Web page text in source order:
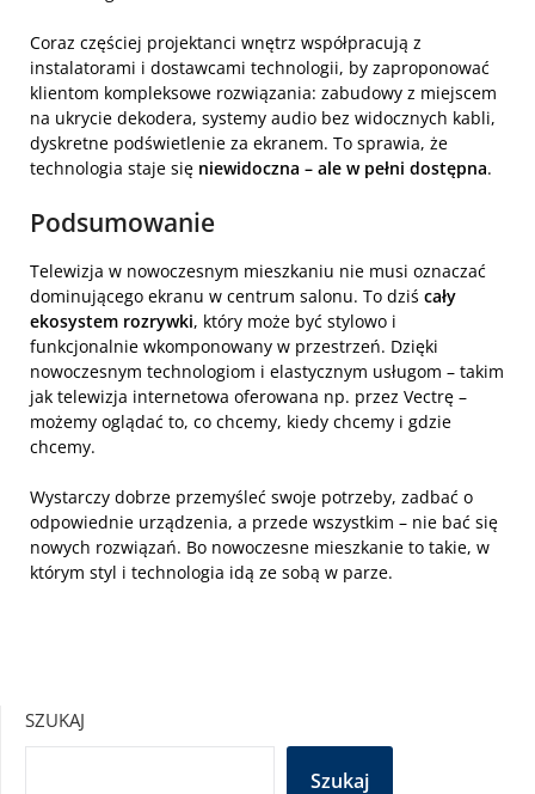
Coraz częściej projektanci wnętrz współpracują z
instalatorami i dostawcami technologii, by zaproponować
klientom kompleksowe rozwiązania: zabudowy z miejscem
na ukrycie dekodera, systemy audio bez widocznych kabli,
dyskretne podświetlenie za ekranem. To sprawia, że
technologia staje się niewidoczna – ale w pełni dostępna.
Podsumowanie
Telewizja w nowoczesnym mieszkaniu nie musi oznaczać
dominującego ekranu w centrum salonu. To dziś cały
ekosystem rozrywki, który może być stylowo i
funkcjonalnie wkomponowany w przestrzeń. Dzięki
nowoczesnym technologiom i elastycznym usługom – takim
jak telewizja internetowa oferowana np. przez Vectrę –
możemy oglądać to, co chcemy, kiedy chcemy i gdzie
chcemy.
Wystarczy dobrze przemyśleć swoje potrzeby, zadbać o
odpowiednie urządzenia, a przede wszystkim – nie bać się
nowych rozwiązań. Bo nowoczesne mieszkanie to takie, w
którym styl i technologia idą ze sobą w parze.
SZUKAJ
Szukaj